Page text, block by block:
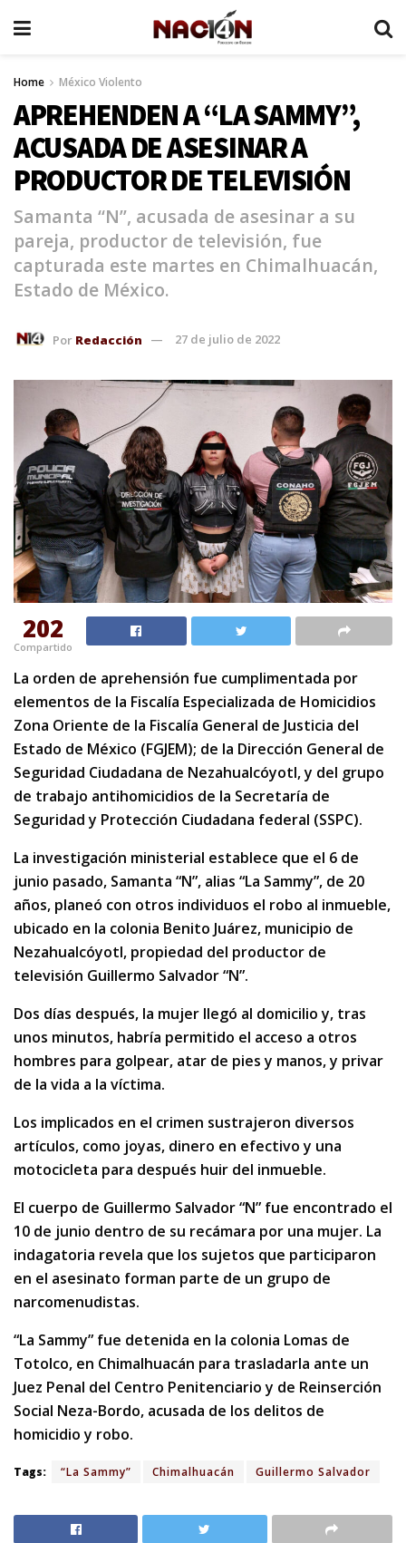
Home México Violento
APREHENDEN A “LA SAMMY”,
ACUSADA DE ASESINAR A
PRODUCTOR DE TELEVISIÓN
Samanta “N”, acusada de asesinar a su
pareja, productor de televisión, fue
capturada este martes en Chimalhuacán,
Estado de México.
Por Redacción 27 de julio de 2022
202
Compartido
La orden de aprehensión fue cumplimentada por
elementos de la Fiscalía Especializada de Homicidios
Zona Oriente de la Fiscalía General de Justicia del
Estado de México (FGJEM); de la Dirección General de
Seguridad Ciudadana de Nezahualcóyotl, y del grupo
de trabajo antihomicidios de la Secretaría de
Seguridad y Protección Ciudadana federal (SSPC).
La investigación ministerial establece que el 6 de
junio pasado, Samanta “N”, alias “La Sammy”, de 20
años, planeó con otros individuos el robo al inmueble,
ubicado en la colonia Benito Juárez, municipio de
Nezahualcóyotl, propiedad del productor de
televisión Guillermo Salvador “N”.
Dos días después, la mujer llegó al domicilio y, tras
unos minutos, habría permitido el acceso a otros
hombres para golpear, atar de pies y manos, y privar
de la vida a la víctima.
Los implicados en el crimen sustrajeron diversos
artículos, como joyas, dinero en efectivo y una
motocicleta para después huir del inmueble.
El cuerpo de Guillermo Salvador “N” fue encontrado el
10 de junio dentro de su recámara por una mujer. La
indagatoria revela que los sujetos que participaron
en el asesinato forman parte de un grupo de
narcomenudistas.
“La Sammy” fue detenida en la colonia Lomas de
Totolco, en Chimalhuacán para trasladarla ante un
Juez Penal del Centro Penitenciario y de Reinserción
Social Neza-Bordo, acusada de los delitos de
homicidio y robo.
Tags: “La Sammy” Chimalhuacán Guillermo Salvador